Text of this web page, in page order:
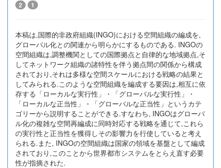
2 1
本稿は,国際的非政府組織(INGO)における空間組織の編成を,
グローバル化との関連から明らかにするものである. INGOの
空間組織は,調整機関としての国際拠点と自律的な地域拠点,そ
してネットワーク組織の諸特性を伴う拠点間の関係から構成
されており,それは多様な空間スケールにおける戦略の結果と
してみられる.このような空間組織を編成する要因は,相互に依
存する「ローカルな実行性」・「グローバルな実行性」・
「ローカルな正当性」・「グローバルな正当性」というカテ
ゴリーから説明することができる.すなわち, INGOはグローバ
ル化の複雑な空間再編成に同時対応する戦略を通じて,これら
の実行性と正当性を獲得しその影響力を行使していると考え
られる.また, INGOの空間組織は国家の領域を基盤として編成
されており,このことから世界都市システムをとらえ直す必要
性が指摘された.